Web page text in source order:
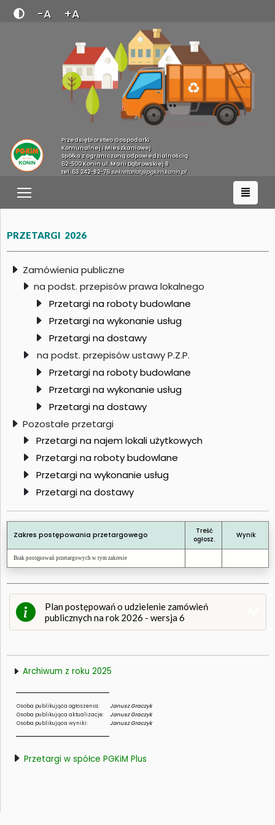
-A +A
Przedsiębiorstwo Gospodarki
Komunalnej i Mieszkaniowej
Spółka z ograniczoną odpowiedzialnością
62-500 Konin ul. Marii Dąbrowskiej 8
tel. 63 242-82-76sekretariat@pgkim.konin.pl
PRZETARGI 2026
Zamówienia publiczne
na podst. przepisów prawa lokalnego
Przetargi na roboty budowlane
Przetargi na wykonanie usług
Przetargi na dostawy
na podst. przepisów ustawy P.Z.P.
Przetargi na roboty budowlane
Przetargi na wykonanie usług
Przetargi na dostawy
Pozostałe przetargi
Przetargi na najem lokali użytkowych
Przetargi na roboty budowlane
Przetargi na wykonanie usług
Przetargi na dostawy
Zakres postępowania przetargowego
Treść
ogłosz.
Wynik
Brak postępowań przetargowych w tym zakresie
Plan postępowań o udzielenie zamówień
publicznych na rok 2026 - wersja 6
Archiwum z roku 2025
Osoba publikująca ogłoszenia:
Janusz Graczyk
Osoba publikująca aktualizacje:
Janusz Graczyk
Osoba publikująca wyniki:
Janusz Graczyk
Przetargi w spółce PGKiM Plus